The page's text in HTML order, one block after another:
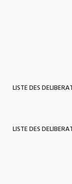
LISTE DES
LISTE DES